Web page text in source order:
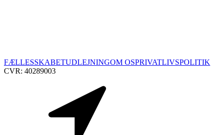
FÆLLESSKABETUDLEJNINGOM OSPRIVATLIVSPOLITIK
CVR: 40289003